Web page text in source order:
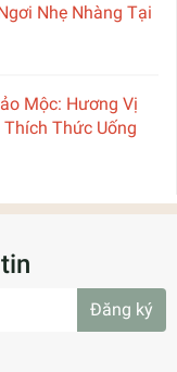
Nhẹ Nhàng Tại
Mộc: Hương Vị
Thức Uống
Đăng ký